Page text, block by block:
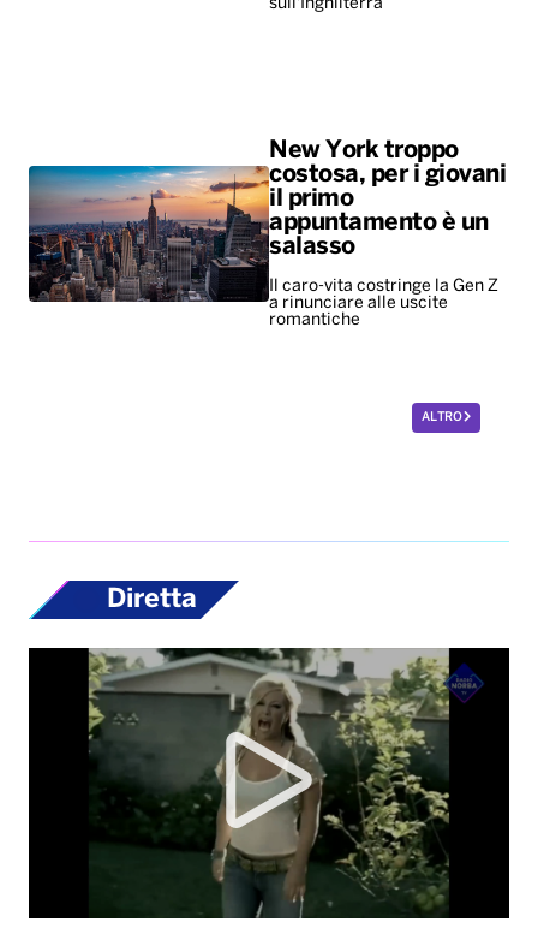
sull'Inghilterra
New York troppo
costosa, per i giovani
il primo
appuntamento è un
salasso
Il caro-vita costringe la Gen Z
a rinunciare alle uscite
romantiche
ALTRO
Diretta